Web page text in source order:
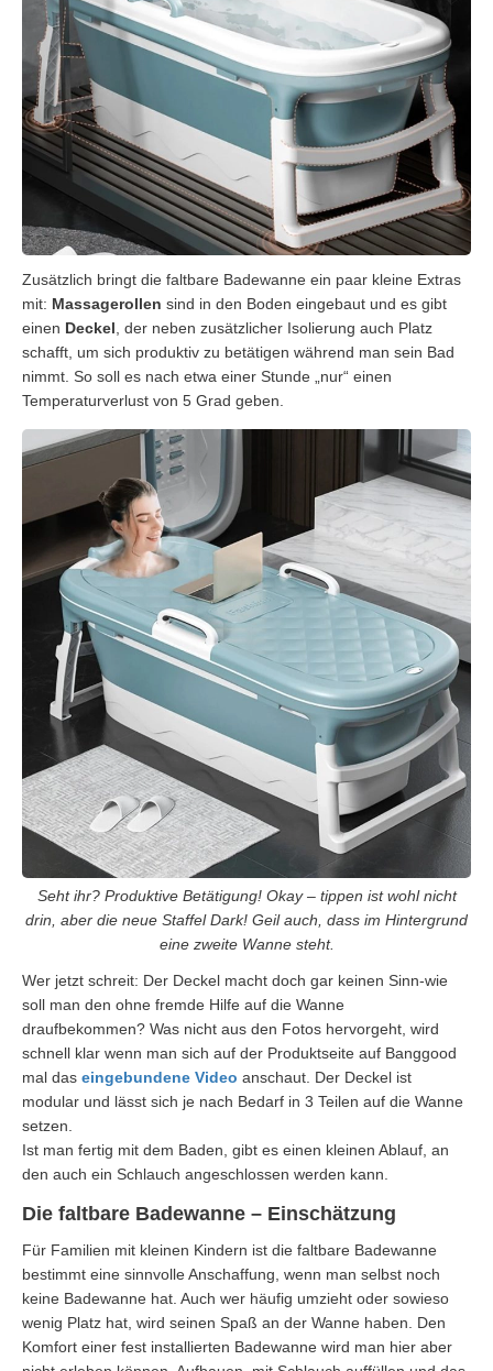
Zusätzlich bringt die faltbare Badewanne ein paar kleine Extras
mit: Massagerollen sind in den Boden eingebaut und es gibt
einen Deckel , der neben zusätzlicher Isolierung auch Platz
schafft, um sich produktiv zu betätigen während man sein Bad
nimmt. So soll es nach etwa einer Stunde „nur“ einen
Temperaturverlust von 5 Grad geben.
Seht ihr? Produktive Betätigung! Okay – tippen ist wohl nicht
drin, aber die neue Staffel Dark! Geil auch, dass im Hintergrund
eine zweite Wanne steht.
Wer jetzt schreit: Der Deckel macht doch gar keinen Sinn-wie
soll man den ohne fremde Hilfe auf die Wanne
draufbekommen? Was nicht aus den Fotos hervorgeht, wird
schnell klar wenn man sich auf der Produktseite auf Banggood
mal das eingebundene Video anschaut. Der Deckel ist
modular und lässt sich je nach Bedarf in 3 Teilen auf die Wanne
setzen.
Ist man fertig mit dem Baden, gibt es einen kleinen Ablauf, an
den auch ein Schlauch angeschlossen werden kann.
Die faltbare Badewanne – Einschätzung
Für Familien mit kleinen Kindern ist die faltbare Badewanne
bestimmt eine sinnvolle Anschaffung, wenn man selbst noch
keine Badewanne hat. Auch wer häufig umzieht oder sowieso
wenig Platz hat, wird seinen Spaß an der Wanne haben. Den
Komfort einer fest installierten Badewanne wird man hier aber